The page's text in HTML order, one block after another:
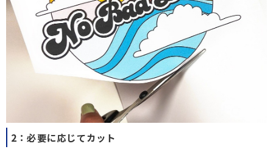
2：必要に応じてカット